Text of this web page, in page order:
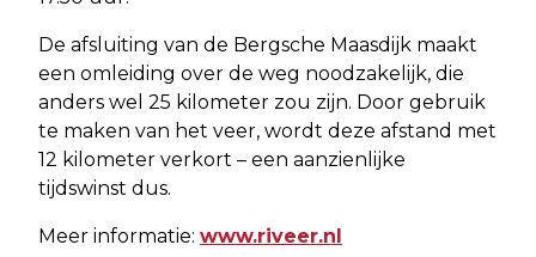
De afsluiting van de Bergsche Maasdijk maakt
een omleiding over de weg noodzakelijk, die
anders wel 25 kilometer zou zijn. Door gebruik
te maken van het veer, wordt deze afstand met
12 kilometer verkort – een aanzienlijke
tijdswinst dus.
Meer informatie: www.riveer.nl